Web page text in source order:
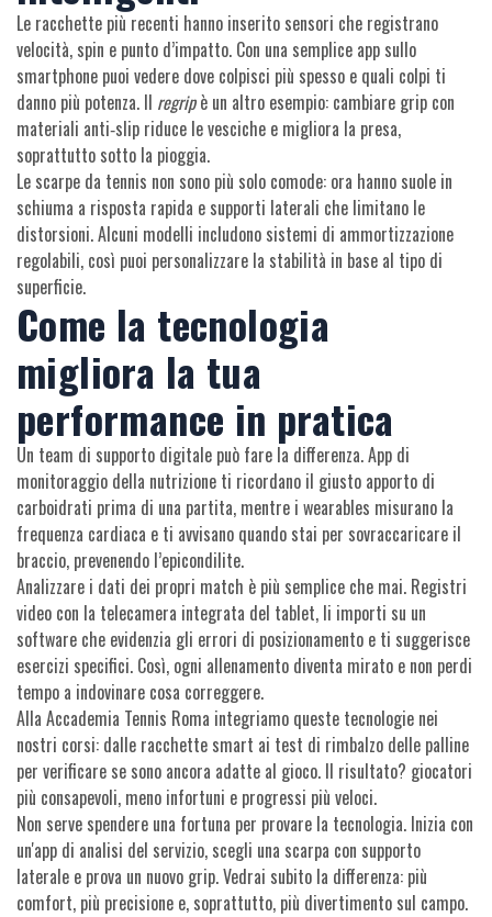
Le racchette più recenti hanno inserito sensori che registrano
velocità, spin e punto d’impatto. Con una semplice app sullo
smartphone puoi vedere dove colpisci più spesso e quali colpi ti
danno più potenza. Il regripè un altro esempio: cambiare grip con
materiali anti‑slip riduce le vesciche e migliora la presa,
soprattutto sotto la pioggia.
Le scarpe da tennis non sono più solo comode: ora hanno suole in
schiuma a risposta rapida e supporti laterali che limitano le
distorsioni. Alcuni modelli includono sistemi di ammortizzazione
regolabili, così puoi personalizzare la stabilità in base al tipo di
superficie.
Come la tecnologia
migliora la tua
performance in pratica
Un team di supporto digitale può fare la differenza. App di
monitoraggio della nutrizione ti ricordano il giusto apporto di
carboidrati prima di una partita, mentre i wearables misurano la
frequenza cardiaca e ti avvisano quando stai per sovraccaricare il
braccio, prevenendo l’epicondilite.
Analizzare i dati dei propri match è più semplice che mai. Registri
video con la telecamera integrata del tablet, li importi su un
software che evidenzia gli errori di posizionamento e ti suggerisce
esercizi specifici. Così, ogni allenamento diventa mirato e non perdi
tempo a indovinare cosa correggere.
Alla Accademia Tennis Roma integriamo queste tecnologie nei
nostri corsi: dalle racchette smart ai test di rimbalzo delle palline
per verificare se sono ancora adatte al gioco. Il risultato? giocatori
più consapevoli, meno infortuni e progressi più veloci.
Non serve spendere una fortuna per provare la tecnologia. Inizia con
un'app di analisi del servizio, scegli una scarpa con supporto
laterale e prova un nuovo grip. Vedrai subito la differenza: più
comfort, più precisione e, soprattutto, più divertimento sul campo.